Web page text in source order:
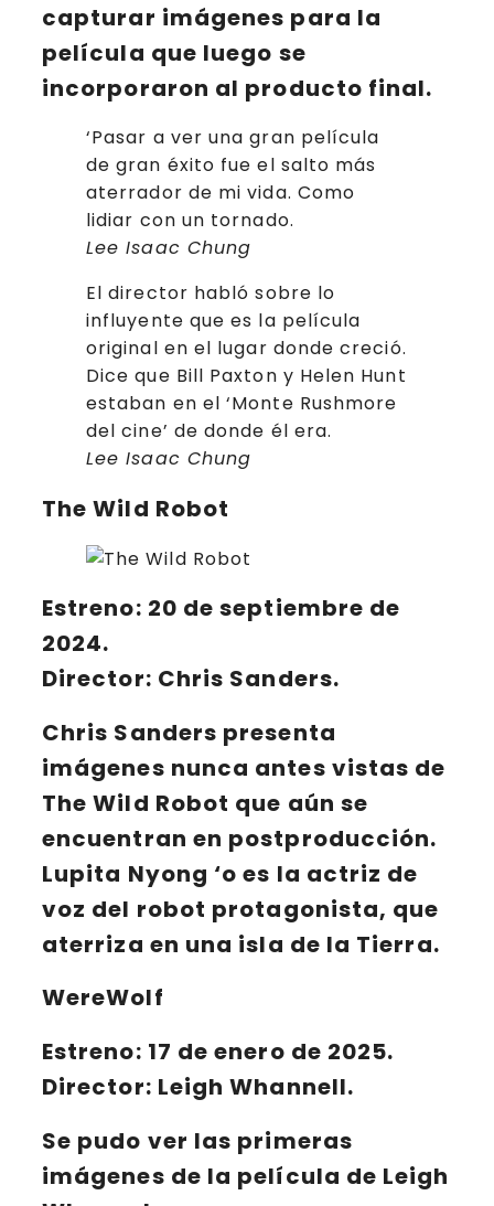
capturar imágenes para la
película que luego se
incorporaron al producto final.
‘Pasar a ver una gran película
de gran éxito fue el salto más
aterrador de mi vida. Como
lidiar con un tornado.
Lee Isaac Chung
El director habló sobre lo
influyente que es la película
original en el lugar donde creció.
Dice que Bill Paxton y Helen Hunt
estaban en el ‘Monte Rushmore
del cine’ de donde él era.
Lee Isaac Chung
The Wild Robot
Estreno: 20 de septiembre de
2024.
Director: Chris Sanders.
Chris Sanders presenta
imágenes nunca antes vistas de
The Wild Robot que aún se
encuentran en postproducción.
Lupita Nyong ‘o es la actriz de
voz del robot protagonista, que
aterriza en una isla de la Tierra.
WereWolf
Estreno: 17 de enero de 2025.
Director: Leigh Whannell.
Se pudo ver las primeras
imágenes de la película de Leigh